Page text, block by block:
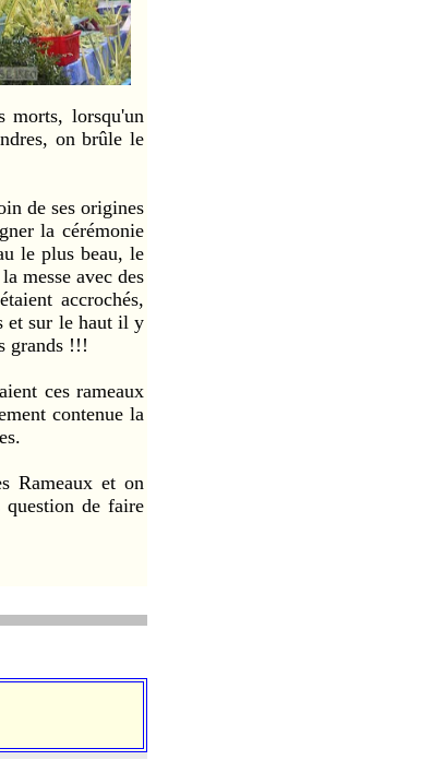
morts, lorsqu'un
on brûle le
de ses origines
la cérémonie
le plus beau, le
messe avec des
accrochés,
et sur le haut il y
grands !!!
ces rameaux
contenue la
et on
question de faire